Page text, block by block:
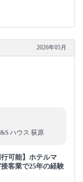
2026年05月
ハウス 荻原
行可能】ホテルマ
客業で25年の経験